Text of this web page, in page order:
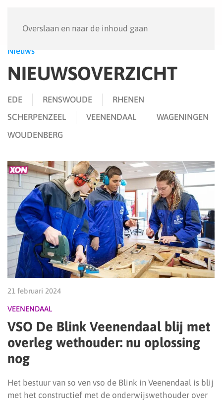
Overslaan en naar de inhoud gaan
Nieuws
NIEUWSOVERZICHT
EDE RENSWOUDE
RHENEN
SCHERPENZEEL
VEENENDAAL
WAGENINGEN
WOUDENBERG
21 februari 2024
VEENENDAAL
VSO De Blink Veenendaal blij met
overleg wethouder: nu oplossing
nog
Het bestuur van so ven vso de Blink in Veenendaal is blij
met het constructief met de onderwijswethouder over